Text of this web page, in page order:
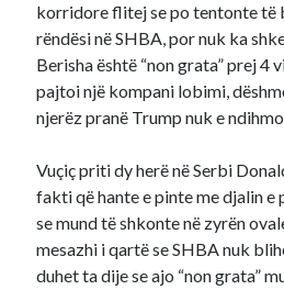
korridore flitej se po tentonte të
rëndësi në SHBA, por nuk ka
Berisha është “non grata” prej 4
pajtoi një kompani lobimi,
njerëz pranë Trump nuk e
Vuçiç priti dy herë në Serbi
fakti që hante e pinte me djalin
se mund të shkonte në zyrën
mesazhi i qartë se SHBA nuk
duhet ta dije se ajo “non grata”